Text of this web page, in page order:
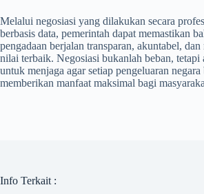
Melalui negosiasi yang dilakukan secara
berbasis data, pemerintah dapat memastikan
pengadaan berjalan transparan, akuntabel,
nilai terbaik. Negosiasi bukanlah beban, tetapi
untuk menjaga agar setiap pengeluaran negara
memberikan manfaat maksimal bagi
Info Terkait :